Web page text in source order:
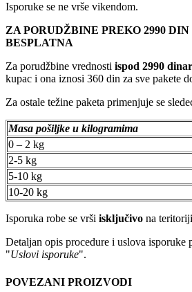
Isporuke se ne vrše vikendom.
ZA PORUDŽBINE PREKO 2990 DIN
BESPLATNA
Za porudžbine vrednosti ispod 2990
kupac i ona iznosi 360 din za sve pakete
Za ostale težine paketa primenjuje se
Masa pošiljke u kilogramima
0 – 2 kg
2-5 kg
5-10 kg
10-20 kg
Isporuka robe se vrši isključivo na
Detaljan opis procedure i uslova isporuke
"Uslovi isporuke".
POVEZANI PROIZVODI